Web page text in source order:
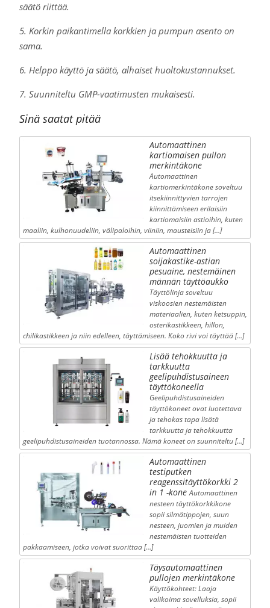
säätö riittää.
5. Korkin paikantimella korkkien ja pumpun asento on
sama.
6. Helppo käyttö ja säätö, alhaiset huoltokustannukset.
7. Suunniteltu GMP-vaatimusten mukaisesti.
Sinä saatat pitää
Automaattinen
kartiomaisen pullon
merkintäkone
Automaattinen
kartiomerkintäkone soveltuu
itsekiinnittyvien tarrojen
kiinnittämiseen erilaisiin
kartiomaisiin astioihin, kuten
maaliin, kulhonuudeliin, välipaloihin, viiniin, mausteisiin ja […]
Automaattinen
soijakastike-astian
pesuaine, nestemäinen
männän täyttöaukko
Täyttölinja soveltuu
viskoosien nestemäisten
materiaalien, kuten ketsuppin,
osterikastikkeen, hillon,
chilikastikkeen ja niin edelleen, täyttämiseen. Koko rivi voi täyttää […]
Lisää tehokkuutta ja
tarkkuutta
geelipuhdistusaineen
täyttökoneella
Geelipuhdistusaineiden
täyttökoneet ovat luotettava
ja tehokas tapa lisätä
tarkkuutta ja tehokkuutta
geelipuhdistusaineiden tuotannossa. Nämä koneet on suunniteltu […]
Automaattinen
testiputken
reagenssitäyttökorkki 2
in 1 -kone Automaattinen
nesteen täyttökorkkikone
sopii silmätippojen, suun
nesteen, juomien ja muiden
nestemäisten tuotteiden
pakkaamiseen, jotka voivat suorittaa […]
Täysautomaattinen
pullojen merkintäkone
Käyttökohteet: Laaja
valikoima sovelluksia, sopii